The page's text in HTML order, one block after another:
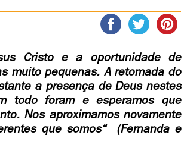
Cristo e a oportunidade de
muito pequenas. A retomada do
a presença de Deus nestes
todo foram e esperamos que
Nos aproximamos novamente
que somos“ (Fernanda e